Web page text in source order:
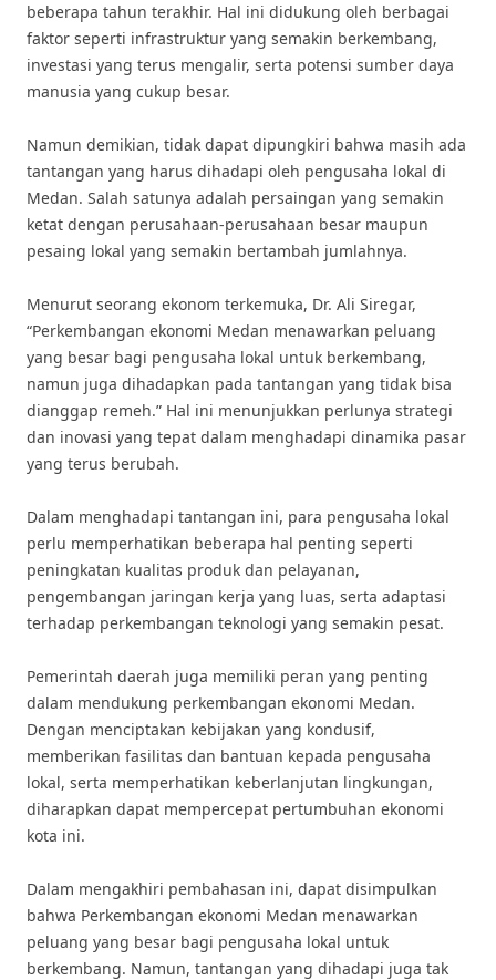
beberapa tahun terakhir. Hal ini didukung oleh berbagai
faktor seperti infrastruktur yang semakin berkembang,
investasi yang terus mengalir, serta potensi sumber daya
manusia yang cukup besar.
Namun demikian, tidak dapat dipungkiri bahwa masih ada
tantangan yang harus dihadapi oleh pengusaha lokal di
Medan. Salah satunya adalah persaingan yang semakin
ketat dengan perusahaan-perusahaan besar maupun
pesaing lokal yang semakin bertambah jumlahnya.
Menurut seorang ekonom terkemuka, Dr. Ali Siregar,
“Perkembangan ekonomi Medan menawarkan peluang
yang besar bagi pengusaha lokal untuk berkembang,
namun juga dihadapkan pada tantangan yang tidak bisa
dianggap remeh.” Hal ini menunjukkan perlunya strategi
dan inovasi yang tepat dalam menghadapi dinamika pasar
yang terus berubah.
Dalam menghadapi tantangan ini, para pengusaha lokal
perlu memperhatikan beberapa hal penting seperti
peningkatan kualitas produk dan pelayanan,
pengembangan jaringan kerja yang luas, serta adaptasi
terhadap perkembangan teknologi yang semakin pesat.
Pemerintah daerah juga memiliki peran yang penting
dalam mendukung perkembangan ekonomi Medan.
Dengan menciptakan kebijakan yang kondusif,
memberikan fasilitas dan bantuan kepada pengusaha
lokal, serta memperhatikan keberlanjutan lingkungan,
diharapkan dapat mempercepat pertumbuhan ekonomi
kota ini.
Dalam mengakhiri pembahasan ini, dapat disimpulkan
bahwa Perkembangan ekonomi Medan menawarkan
peluang yang besar bagi pengusaha lokal untuk
berkembang. Namun, tantangan yang dihadapi juga tak